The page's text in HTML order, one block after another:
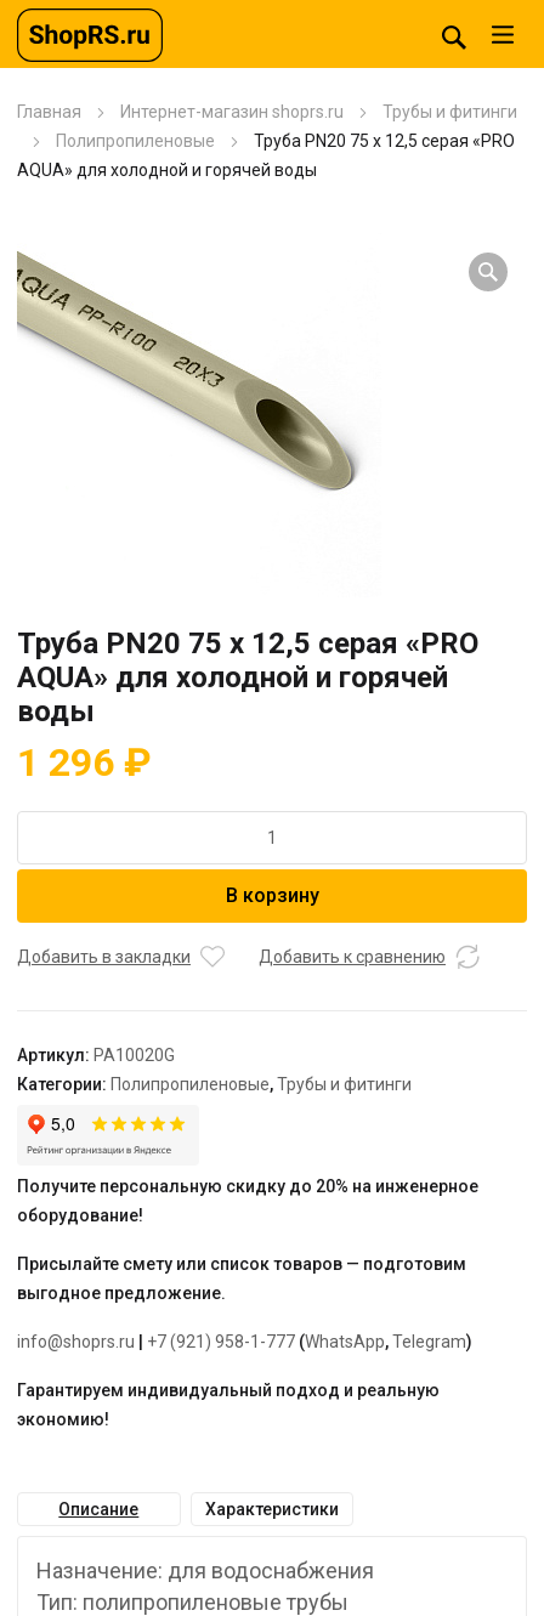
Главная Интернет-магазин shoprs.ru
Трубы и фитинги
Полипропиленовые
Труба PN20 75 x 12,5 серая «PRO
AQUA» для холодной и горячей воды
Труба PN20 75 x 12,5 серая «PRO
AQUA» для холодной и горячей
воды
1 296 ₽
Труба
x
AQUA"
для
холодной
воды
В корзину
Добавить в закладки Добавить к сравнению
Артикул: PA10020G
Категории: Полипропиленовые,Трубы и фитинги
Получите персональную скидку до 20% на инженерное
оборудование!
Присылайте смету или список товаров — подготовим
выгодное предложение.
info@shoprs.ru +7 (921) 958-1-777 (WhatsApp,Telegram)
Гарантируем индивидуальный подход и реальную
экономию!
Описание Характеристики
Назначение: для водоснабжения
Тип: полипропиленовые трубы